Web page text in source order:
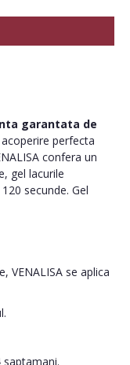
garantata de
perfecta
confera un
gel lacurile
secunde. Gel
VENALISA se aplica